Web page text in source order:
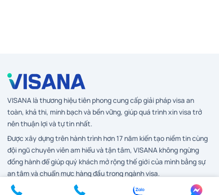
VISANA là thương hiệu tiên phong cung cấp giải pháp visa an
toàn, khả thi, minh bạch và bền vững, giúp quá trình xin visa trở
nên thuận lợi và tự tin nhất.
Được xây dựng trên hành trình hơn 17 năm kiến tạo niềm tin cùng
đội ngũ chuyên viên am hiểu và tận tâm, VISANA không ngừng
đồng hành để giúp quý khách mở rộng thế giới của mình bằng sự
an tâm và chuẩn mực hàng đầu trong ngành visa.